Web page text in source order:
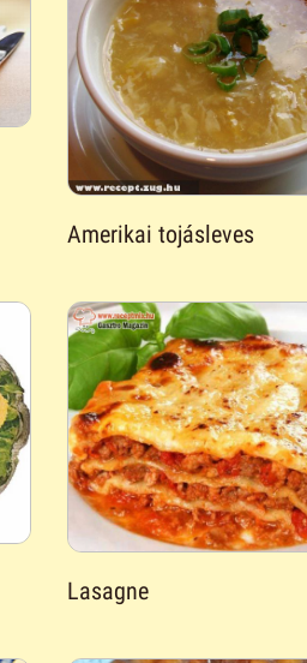
Amerikai tojásleves
Lasagne